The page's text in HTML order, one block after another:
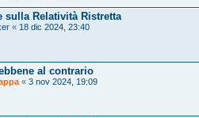
sulla Relatività Ristretta
« 18 dic 2024, 23:40
al contrario
« 3 nov 2024, 19:09